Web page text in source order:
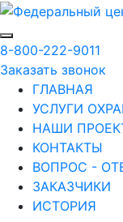
8-800-222-9011
Заказать звонок
ГЛАВНАЯ
УСЛУГИ
НАШИ
КОНТАКТЫ
ВОПРОС -
ЗАКАЗЧИКИ
ИСТОРИЯ